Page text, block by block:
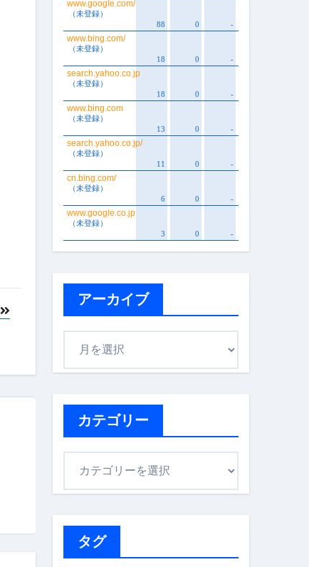
アーカイブ
カテゴリー
タグ